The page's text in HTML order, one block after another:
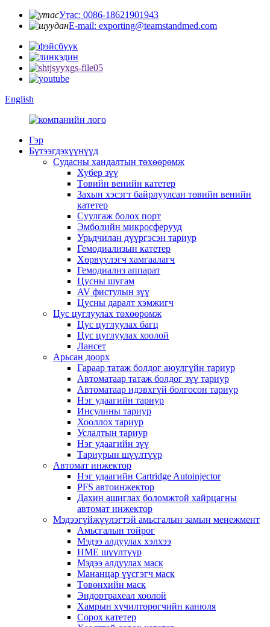
Утас: 0086-18621901943
E-mail: exporting@teamstandmed.com
English
Гэр
Бүтээгдэхүүнүүд
Судасны хандалтын төхөөрөмж
Хубер зүү
Төвийн венийн катетер
Захын хэсэгт байрлуулсан төвийн венийн
катетер
Суулгаж болох порт
Эмболийн микросферууд
Урьдчилан дүүргэсэн тариур
Гемодиализын катетер
Хөрвүүлэгч хамгаалагч
Гемодиализ аппарат
Цусны шугам
AV фистулын зүү
Цусны даралт хэмжигч
Цус цуглуулах төхөөрөмж
Цус цуглуулах багц
Цус цуглуулах хоолой
Лансет
Арьсан доорх
Гараар татаж болдог аюулгүйн тариур
Автоматаар татаж болдог зүү тариур
Автоматаар идэвхгүй болгосон тариур
Нэг удаагийн тариур
Инсулины тариур
Хооллох тариур
Услалтын тариур
Нэг удаагийн зүү
Тариурын шүүлтүүр
Автомат инжектор
Нэг удаагийн Cartridge Autoinjector
PFS автоинжектор
Дахин ашиглах боломжтой хайрцагны
автомат инжектор
Мэдээгүйжүүлэгтэй амьсгалын замын менежмент
Амьсгалын тойрог
Мэдээ алдуулах хэлхээ
HME шүүлтүүр
Мэдээ алдуулах маск
Мананцар үүсгэгч маск
Төвөнхийн маск
Эндортрахеал хоолой
Хамрын хүчилтөрөгчийн канюля
Сорох катетер